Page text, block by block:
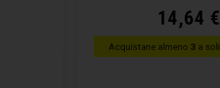
14,64 €
Acquistane almeno 3 a soli